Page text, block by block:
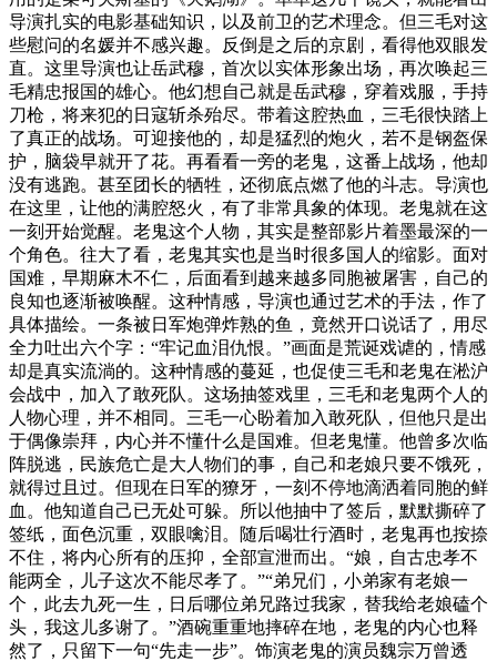
导演扎实的电影基础知识，以及前卫的艺术理念。但三毛对这
些慰问的名媛并不感兴趣。反倒是之后的京剧，看得他双眼发
直。这里导演也让岳武穆，首次以实体形象出场，再次唤起三
毛精忠报国的雄心。他幻想自己就是岳武穆，穿着戏服，手持
刀枪，将来犯的日寇斩杀殆尽。带着这腔热血，三毛很快踏上
了真正的战场。可迎接他的，却是猛烈的炮火，若不是钢盔保
护，脑袋早就开了花。再看看一旁的老鬼，这番上战场，他却
没有逃跑。甚至团长的牺牲，还彻底点燃了他的斗志。导演也
在这里，让他的满腔怒火，有了非常具象的体现。老鬼就在这
一刻开始觉醒。老鬼这个人物，其实是整部影片着墨最深的一
个角色。往大了看，老鬼其实也是当时很多国人的缩影。面对
国难，早期麻木不仁，后面看到越来越多同胞被屠害，自己的
良知也逐渐被唤醒。这种情感，导演也通过艺术的手法，作了
具体描绘。一条被日军炮弹炸熟的鱼，竟然开口说话了，用尽
全力吐出六个字：“牢记血泪仇恨。”画面是荒诞戏谑的，情感
却是真实流淌的。这种情感的蔓延，也促使三毛和老鬼在淞沪
会战中，加入了敢死队。这场抽签戏里，三毛和老鬼两个人的
人物心理，并不相同。三毛一心盼着加入敢死队，但他只是出
于偶像崇拜，内心并不懂什么是国难。但老鬼懂。他曾多次临
阵脱逃，民族危亡是大人物们的事，自己和老娘只要不饿死，
就得过且过。但现在日军的獠牙，一刻不停地滴洒着同胞的鲜
血。他知道自己已无处可躲。所以他抽中了签后，默默撕碎了
签纸，面色沉重，双眼噙泪。随后喝壮行酒时，老鬼再也按捺
不住，将内心所有的压抑，全部宣泄而出。“娘，自古忠孝不
能两全，儿子这次不能尽孝了。”“弟兄们，小弟家有老娘一
个，此去九死一生，日后哪位弟兄路过我家，替我给老娘磕个
头，我这儿多谢了。”酒碗重重地摔碎在地，老鬼的内心也释
然了，只留下一句“先走一步”。饰演老鬼的演员魏宗万曾透